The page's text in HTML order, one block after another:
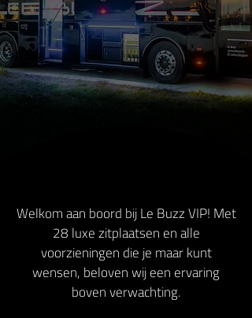
Welkom aan boord bij Le Buzz VIP! Met
28 luxe zitplaatsen en alle
voorzieningen die je maar kunt
wensen, beloven wij een ervaring
boven verwachting.